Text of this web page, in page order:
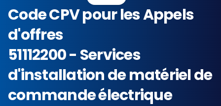
Code CPV pour les Appels
d'offres
51112200 - Services
d'installation de matériel de
commande électrique